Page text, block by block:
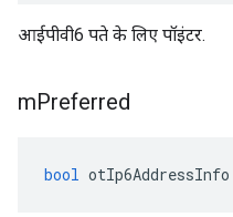
आईपीवी6 पते के लिए पॉइंटर.
mPreferred
bool otIp6AddressInfo